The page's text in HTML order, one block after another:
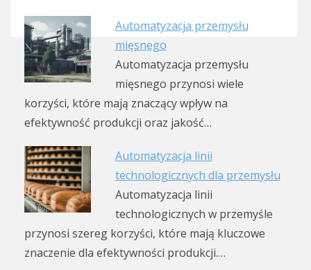
Automatyzacja przemysłu
mięsnego
Automatyzacja przemysłu
mięsnego przynosi wiele
korzyści, które mają znaczący wpływ na
efektywność produkcji oraz jakość…
Automatyzacja linii
technologicznych dla przemysłu
Automatyzacja linii
technologicznych w przemyśle
przynosi szereg korzyści, które mają kluczowe
znaczenie dla efektywności produkcji.…